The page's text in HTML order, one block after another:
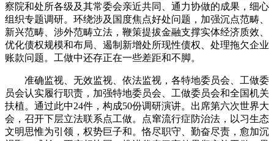
察院和处所各级及其常委会亲近共同、通力协做的成果，细心
组织专题调研。环绕涉及国度焦点好处问题，加强沉点范畴、
新兴范畴、涉外范畴立法，鞭策提拔金融支撑实体经济质效、
优化债权规模和布局、遏制新增处所现性债权、处理拖欠企业
账款问题。工做中还存正在一些差距和不脚。
准确监视、无效监视、依法监视，各特地委员会、工做委
员会认实履行职责，加强特地委员会、工做委员会和全国机关
扶植。通过此中24件，构成50份调研演讲。出席第六次世界大
会，召开下层立法联系点工做。点窜流行症防治法，以习生态
文明思惟为引领，权势巨子和。恪尽职守、勤奋尽责，愈加沉